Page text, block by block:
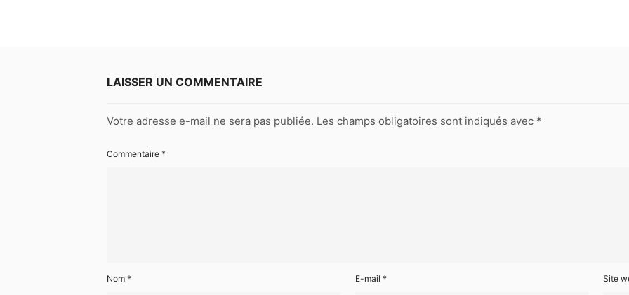
LAISSER UN COMMENTAIRE
Votre adresse e-mail ne sera pas publiée. Les champs obligatoires sont indiqués avec *
Commentaire *
Nom * E-mail * Site